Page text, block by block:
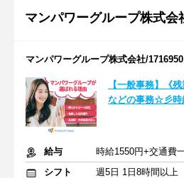
マンパワーグループ株式会
マンパワーグループ株式会社/1716950
【一般事務】《
などの事務☆彡時
給与
時給1550円+交通費
シフト
週5日 1日8時間以上